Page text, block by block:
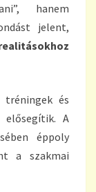
hanem
jelent,
és
elősegítik. A
éppoly
a szakmai